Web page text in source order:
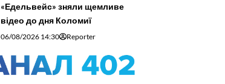
«Едельвейс» зняли щемливе
відео до дня Коломиї
06/08/2026 14:30 Reporter